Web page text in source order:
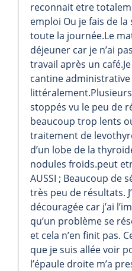
reconnait etre
emploi Ou je fais de
toute la journée.Le
déjeuner car je n’ai
travail après un
cantine
stoppés vu le peu de
beaucoup trop lents
traitement de
d’un lobe de la
nodules froids.peut
AUSSI ; Beaucoup de
très peu de résultats.
découragée car j’ai
qu’un problème se
et cela n’en finit pas.
que je suis allée voir
l’épaule droite m’a